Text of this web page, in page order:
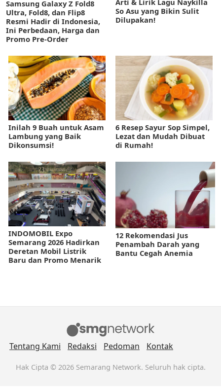
Samsung Galaxy Z Fold8
Ultra, Fold8, dan Flip8
Resmi Hadir di Indonesia,
Ini Perbedaan, Harga dan
Promo Pre-Order
So Asu yang Bikin Sulit
Dilupakan!
Inilah 9 Buah untuk Asam
Lambung yang Baik
Dikonsumsi!
6 Resep Sayur Sop Simpel,
Lezat dan Mudah Dibuat
di Rumah!
INDOMOBIL Expo
Semarang 2026 Hadirkan
Deretan Mobil Listrik
Baru dan Promo Menarik
12 Rekomendasi Jus
Penambah Darah yang
Bantu Cegah Anemia
Tentang Kami Redaksi Pedoman Kontak
Hak Cipta © 2026 Semarang Network. Seluruh hak cipta.